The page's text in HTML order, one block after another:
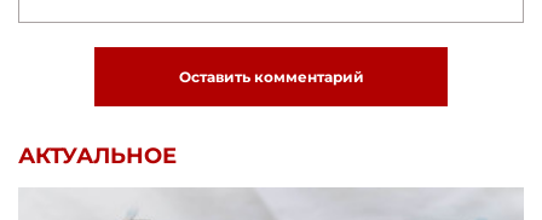
Оставить комментарий
АКТУАЛЬНОЕ